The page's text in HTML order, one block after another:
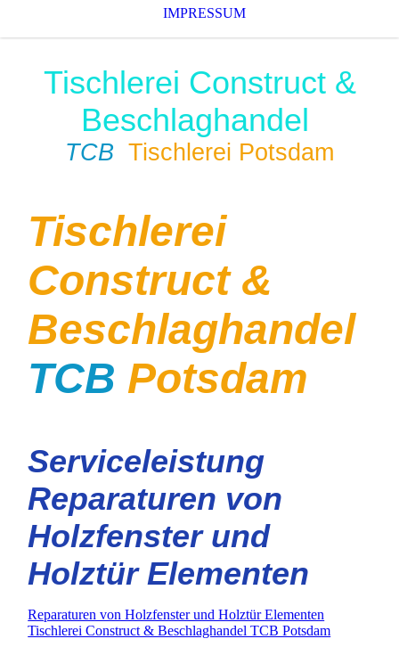
IMPRESSUM
Tischlerei Construct &
Beschlaghandel
TCB Tischlerei Potsdam
Tischlerei
Construct &
Beschlaghandel
TCB Potsdam
Serviceleistung
Reparaturen von
Holzfenster und
Holztür Elementen
Reparaturen von Holzfenster und Holztür Elementen
Tischlerei Construct & Beschlaghandel TCB Potsdam